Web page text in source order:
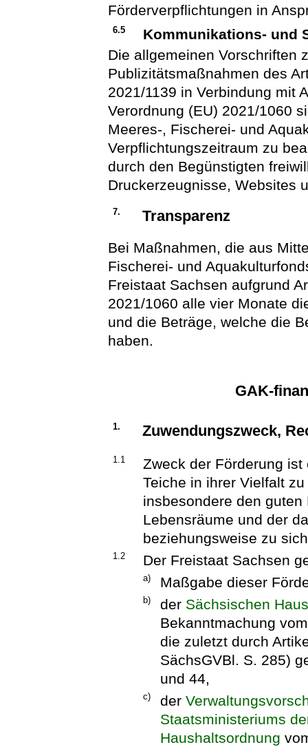
Förderverpflichtungen in
6.5
Kommunikations- und
Die allgemeinen Vorschriften
Publizitätsmaßnahmen des
2021/1139 in Verbindung mit
Verordnung (EU) 2021/1060
Meeres-, Fischerei- und
Verpflichtungszeitraum zu
durch den Begünstigten
Druckerzeugnisse, Websites
7. Transparenz
Bei Maßnahmen, die aus
Fischerei- und
Freistaat Sachsen aufgrund
2021/1060 alle vier Monate
und die Beträge, welche die
haben.
GAK-
1. Zuwendungszweck,
1.1
Zweck der Förderung
Teiche in ihrer Vielfalt
insbesondere den
Lebensräume und der
beziehungsweise zu
1.2 Der Freistaat Sachsen
a) Maßgabe dieser
b) der Sächsischen
Bekanntmachung
die zuletzt durch
SächsGVBl. S. 285)
und 44,
c) der
Staatsministeriums
Haushaltsordnung